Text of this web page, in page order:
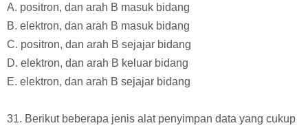
A. positron, dan arah B masuk bidang
B. elektron, dan arah B masuk bidang
C. positron, dan arah B sejajar bidang
D. elektron, dan arah B keluar bidang
E. elektron, dan arah B sejajar bidang
31. Berikut beberapa jenis alat penyimpan data yang cukup